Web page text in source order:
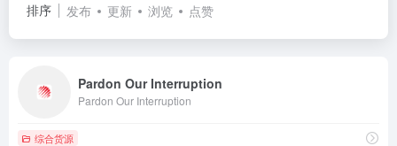
排序 发布 更新 浏览 点赞
Pardon Our Interruption
Pardon Our Interruption
综合货源